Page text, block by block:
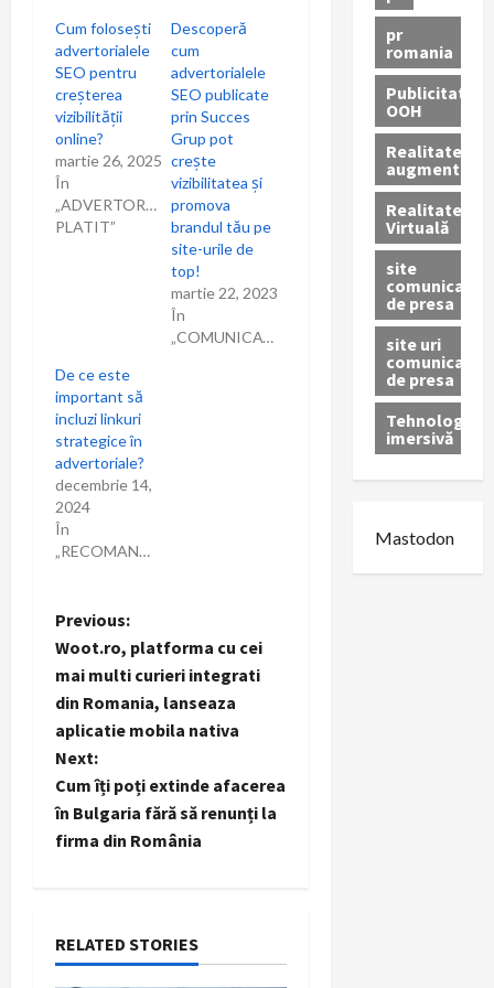
Cum folosești
advertorialele
SEO pentru
creșterea
vizibilității
online?
martie 26, 2025
În
„ADVERTORIAL
PLATIT”
Descoperă
cum
advertorialele
SEO publicate
prin Succes
Grup pot
crește
vizibilitatea și
promova
brandul tău pe
site-urile de
top!
martie 22, 2023
În
„COMUNICAT”
De ce este
important să
incluzi linkuri
strategice în
advertoriale?
decembrie 14,
2024
În
„RECOMANDARI”
P
o
s
t
n
a
i
Previous:
Woot.ro, platforma cu cei
mai multi curieri integrati
din Romania, lanseaza
aplicatie mobila nativa
Next:
Cum îți poți extinde afacerea
în Bulgaria fără să renunți la
firma din România
RELATED STORIES
pr
romania
Publicitate
OOH
Realitatea
augmentată
Realitatea
Virtuală
site
comunicate
de presa
site uri
comunicate
de presa
Tehnologie
imersivă
Mastodon